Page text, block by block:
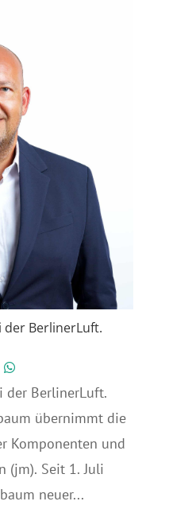
BerlinerLuft.
der BerlinerLuft.
übernimmt die
Komponenten und
(jm). Seit 1. Juli
neuer...